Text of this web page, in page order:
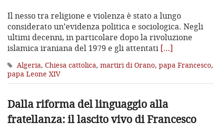
Il nesso tra religione e violenza è stato a lungo
considerato un’evidenza politica e sociologica. Negli
ultimi decenni, in particolare dopo la rivoluzione
islamica iraniana del 1979 e gli attentati […]
Algeria, Chiesa cattolica, martiri di Orano, papa Francesco,
papa Leone XIV
Dalla riforma del linguaggio alla
fratellanza: il lascito vivo di Francesco